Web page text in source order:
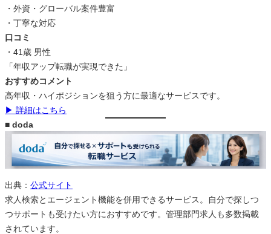
・外資・グローバル案件豊富
・丁寧な対応
口コミ
・41歳 男性
「年収アップ転職が実現できた」
おすすめコメント
高年収・ハイポジションを狙う方に最適なサービスです。
▶ 詳細はこちら
■ doda
出典： 公式サイト
求人検索とエージェント機能を併用できるサービス。自分で探しつ
つサポートも受けたい方におすすめです。管理部門求人も多数掲載
されています。